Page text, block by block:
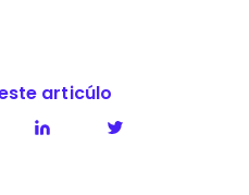
articúlo